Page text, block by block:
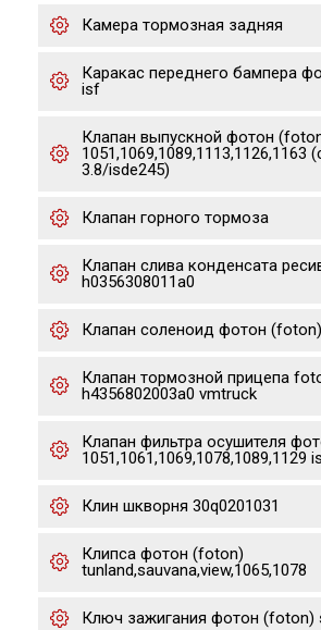
Камера тормозная задняя
Каракас переднего бампера
isf
Клапан выпускной фотон
1051,1069,1089,1113,1126,1163
3.8/isde245)
Клапан горного тормоза
Клапан слива конденсата
h0356308011a0
Клапан соленоид фотон
Клапан тормозной прицепа
h4356802003a0 vmtruck
Клапан фильтра осушителя
1051,1061,1069,1078,1089,1129
Клин шкворня 30q0201031
Клипса фотон (foton)
tunland,sauvana,view,1065,1078
Ключ зажигания фотон (foton)